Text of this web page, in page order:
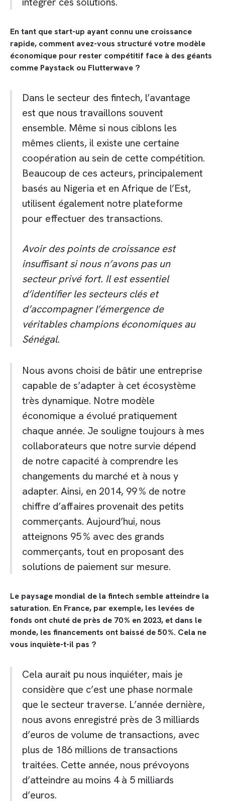
En tant que start-up ayant connu une croissance
rapide, comment avez-vous structuré votre modèle
économique pour rester compétitif face à des géants
comme Paystack ou Flutterwave ?
Dans le secteur des fintech, l’avantage
est que nous travaillons souvent
ensemble. Même si nous ciblons les
mêmes clients, il existe une certaine
coopération au sein de cette compétition.
Beaucoup de ces acteurs, principalement
basés au Nigeria et en Afrique de l’Est,
utilisent également notre plateforme
pour effectuer des transactions.
Avoir des points de croissance est
insuffisant si nous n’avons pas un
secteur privé fort. Il est essentiel
d’identifier les secteurs clés et
d’accompagner l’émergence de
véritables champions économiques au
Sénégal.
Nous avons choisi de bâtir une entreprise
capable de s’adapter à cet écosystème
très dynamique. Notre modèle
économique a évolué pratiquement
chaque année. Je souligne toujours à mes
collaborateurs que notre survie dépend
de notre capacité à comprendre les
changements du marché et à nous y
adapter. Ainsi, en 2014, 99 % de notre
chiffre d’affaires provenait des petits
commerçants. Aujourd’hui, nous
atteignons 95 % avec des grands
commerçants, tout en proposant des
solutions de paiement sur mesure.
Le paysage mondial de la fintech semble atteindre la
saturation. En France, par exemple, les levées de
fonds ont chuté de près de 70 % en 2023, et dans le
monde, les financements ont baissé de 50 %. Cela ne
vous inquiète-t-il pas ?
Cela aurait pu nous inquiéter, mais je
considère que c’est une phase normale
que le secteur traverse. L’année dernière,
nous avons enregistré près de 3 milliards
d’euros de volume de transactions, avec
plus de 186 millions de transactions
traitées. Cette année, nous prévoyons
d’atteindre au moins 4 à 5 milliards
d’euros.